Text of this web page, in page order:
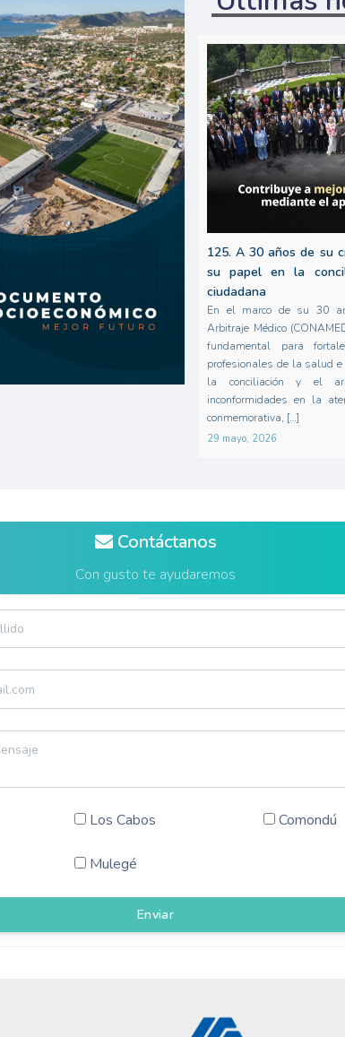
125. A 30 años de su
su papel en la
ciudadana
En el marco de su 30
Arbitraje Médico
fundamental para
profesionales de la salud
la conciliación y el
inconformidades en la
conmemorativa, […]
29 mayo, 2026
Contáctanos
Con gusto te ayudaremos
Los Cabos Comondú
Mulegé